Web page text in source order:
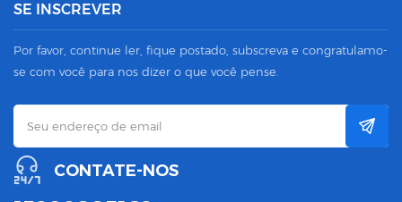
SE INSCREVER
Por favor, continue ler, fique postado, subscreva e congratulamo-
se com você para nos dizer o que você pense.
CONTATE-NOS